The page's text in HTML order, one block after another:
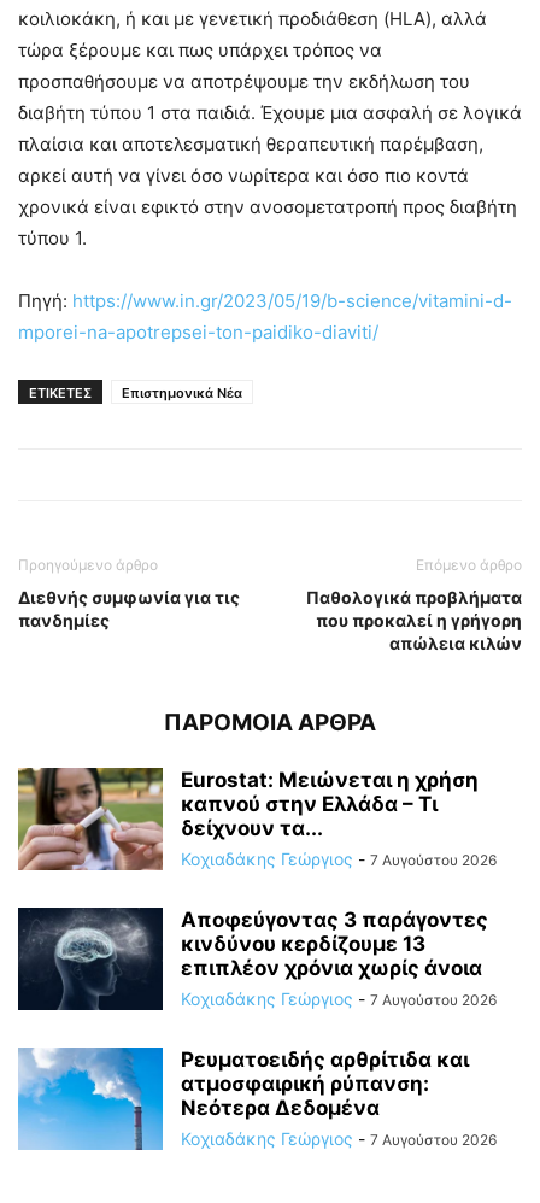
κοιλιοκάκη, ή και με γενετική προδιάθεση (HLA), αλλά
τώρα ξέρουμε και πως υπάρχει τρόπος να
προσπαθήσουμε να αποτρέψουμε την εκδήλωση του
διαβήτη τύπου 1 στα παιδιά. Έχουμε μια ασφαλή σε λογικά
πλαίσια και αποτελεσματική θεραπευτική παρέμβαση,
αρκεί αυτή να γίνει όσο νωρίτερα και όσο πιο κοντά
χρονικά είναι εφικτό στην ανοσομετατροπή προς διαβήτη
τύπου 1.
Πηγή: https://www.in.gr/2023/05/19/b-science/vitamini-d-
mporei-na-apotrepsei-ton-paidiko-diaviti/
ΕΤΙΚΕΤΕΣ Επιστημονικά Νέα
Προηγούμενο άρθρο
Διεθνής συμφωνία για τις
πανδημίες
Επόμενο άρθρο
Παθολογικά προβλήματα
που προκαλεί η γρήγορη
απώλεια κιλών
ΠΑΡΟΜΟΙΑ ΑΡΘΡΑ
Eurostat: Μειώνεται η χρήση
καπνού στην Ελλάδα – Τι
δείχνουν τα...
Κοχιαδάκης Γεώργιος - 7 Αυγούστου 2026
Αποφεύγοντας 3 παράγοντες
κινδύνου κερδίζουμε 13
επιπλέον χρόνια χωρίς άνοια
Κοχιαδάκης Γεώργιος - 7 Αυγούστου 2026
Ρευματοειδής αρθρίτιδα και
ατμοσφαιρική ρύπανση:
Νεότερα Δεδομένα
Κοχιαδάκης Γεώργιος - 7 Αυγούστου 2026